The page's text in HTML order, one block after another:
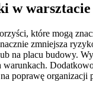
w warsztacie
które mogą
zmniejsza
na placu budowy.
poprawę